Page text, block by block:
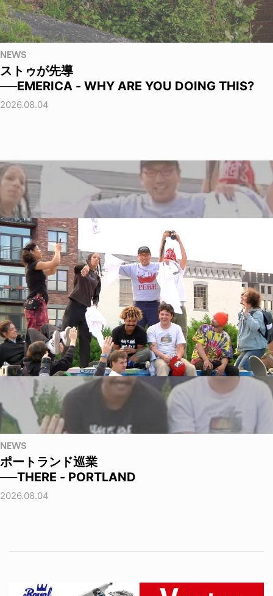
NEWS
ストゥが先導
──EMERICA - WHY ARE YOU DOING THIS?
2026.08.04
NEWS
ポートランド巡業
──THERE - PORTLAND
2026.08.04